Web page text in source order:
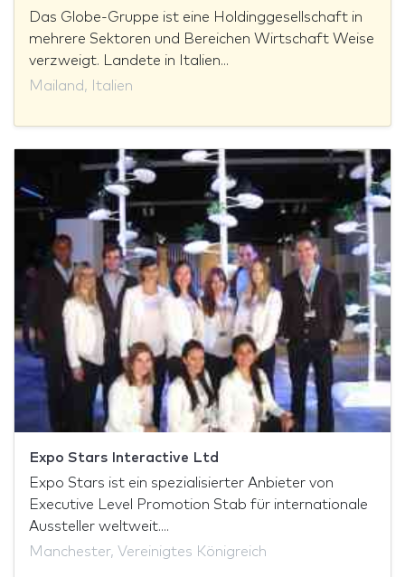
Das Globe-Gruppe ist eine Holdinggesellschaft in
mehrere Sektoren und Bereichen Wirtschaft Weise
verzweigt. Landete in Italien...
Mailand, Italien
Expo Stars Interactive Ltd
Expo Stars ist ein spezialisierter Anbieter von
Executive Level Promotion Stab für internationale
Aussteller weltweit....
Manchester, Vereinigtes Königreich